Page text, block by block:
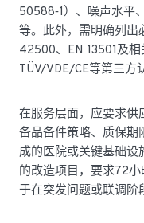
50588‑1）、噪声水平
等。此外，需明确列出
42500、EN 13501及
TÜV/VDE/CE等第三方
在服务层面，应要求供
备品备件策略、质保期
成的医院或关键基础设
的改造项目，要求72
于在突发问题或联调阶